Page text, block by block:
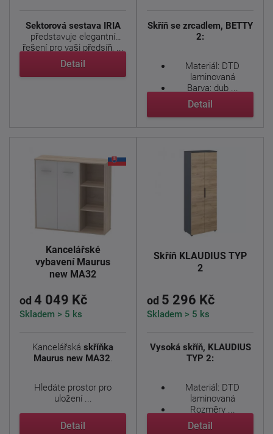
Sektorová sestava IRIA
představuje elegantní
řešení pro vaši předsíň, ...
Detail
Skříň se zrcadlem, BETTY
2:
Materiál: DTD
laminovaná
Barva: dub ...
Detail
Kancelářské
vybavení Maurus
new MA32
od 4 049 Kč
Skladem > 5 ks
Kancelářská skříňka
Maurus new MA32.
Hledáte prostor pro
uložení ...
Detail
Skříň KLAUDIUS TYP
2
od 5 296 Kč
Skladem > 5 ks
Vysoká skříň, KLAUDIUS
TYP 2:
Materiál: DTD
laminovaná
Rozměry ...
Detail